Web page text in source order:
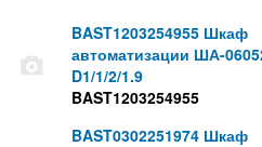
BAST1203254955 Шкаф
автоматизации ША-
D1/1/2/1.9
BAST1203254955
BAST0302251974 Шкаф